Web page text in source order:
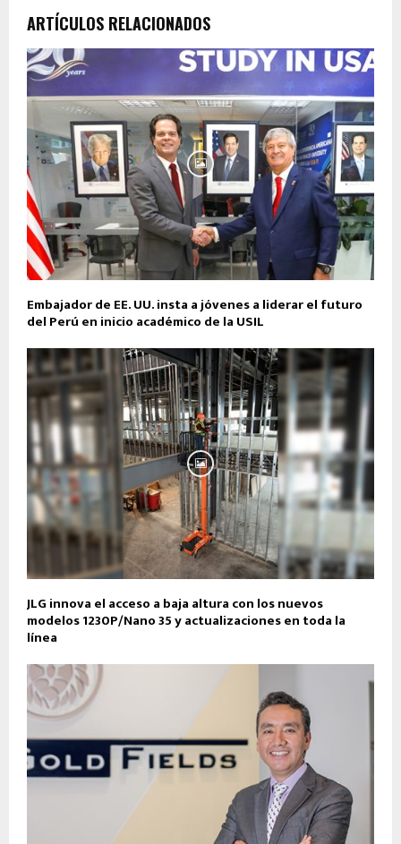
ARTÍCULOS RELACIONADOS
Embajador de EE. UU. insta a jóvenes a liderar el futuro
del Perú en inicio académico de la USIL
JLG innova el acceso a baja altura con los nuevos
modelos 1230P/Nano 35 y actualizaciones en toda la
línea